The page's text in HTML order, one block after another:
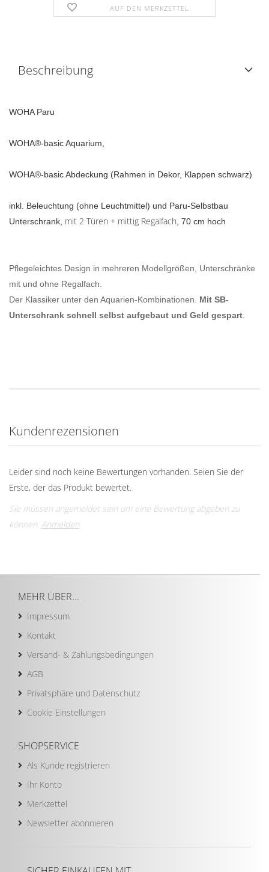
AUF DEN MERKZETTEL
Beschreibung
WOHA Paru
WOHA®-basic Aquarium,
WOHA®-basic Abdeckung (Rahmen in Dekor, Klappen schwarz)
inkl. Beleuchtung (ohne Leuchtmittel) und Paru-Selbstbau
Unterschrank, mit 2 Türen + mittig Regalfach , 70 cm hoch
Pflegeleichtes Design in mehreren Modellgrößen, Unterschränke
mit und ohne Regalfach.
Der Klassiker unter den Aquarien-Kombinationen. Mit SB-
Unterschrank schnell selbst aufgebaut und Geld gespart
Kundenrezensionen
Leider sind noch keine Bewertungen vorhanden. Seien Sie der
Erste, der das Produkt bewertet.
Sie müssen angemeldet sein um eine Bewertung abgeben zu
können. Anmelden
MEHR ÜBER...
Impressum
Kontakt
Versand- & Zahlungsbedingungen
AGB
Privatsphäre und Datenschutz
Cookie Einstellungen
SHOPSERVICE
Als Kunde registrieren
Ihr Konto
Merkzettel
Newsletter abonnieren